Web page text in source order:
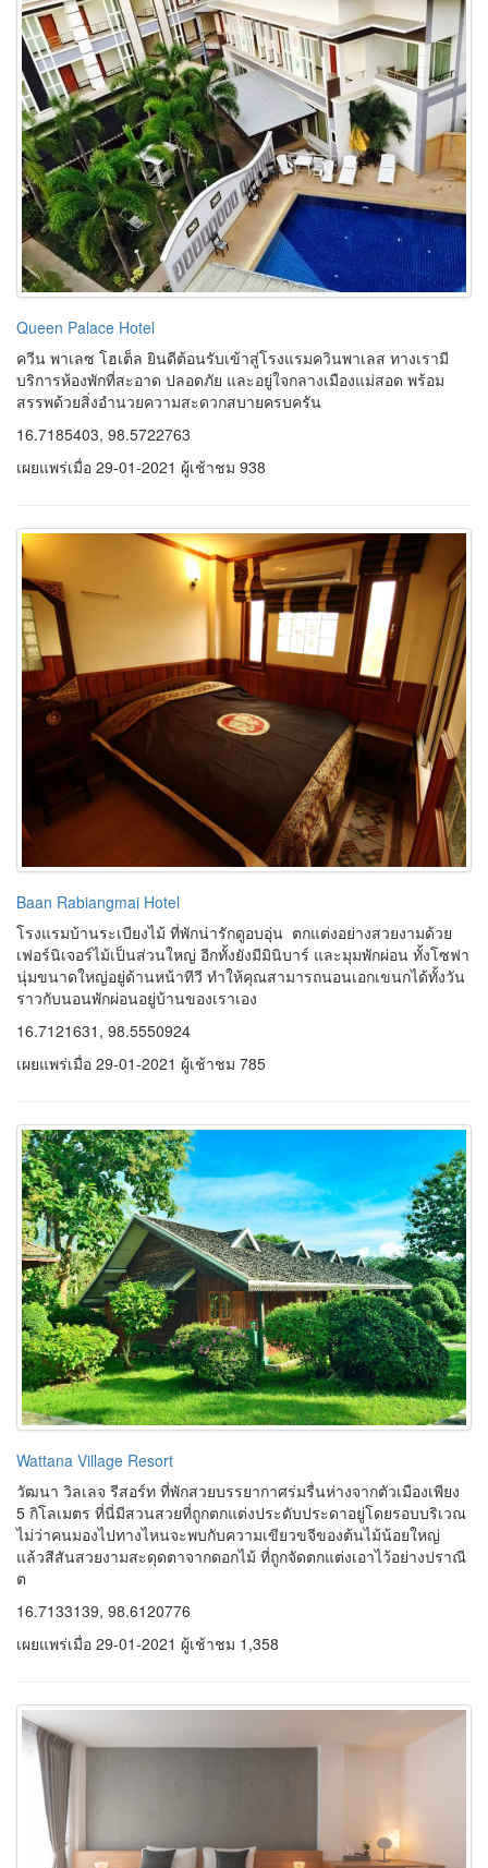
Queen Palace Hotel
ควีน พาเลซ โฮเต็ล ยินดีต้อนรับเข้าสู่โรงแรมควินพาเลส ทางเรามี
บริการห้องพักที่สะอาด ปลอดภัย และอยู่ใจกลางเมืองแม่สอด พร้อม
สรรพด้วยสิ่งอำนวยความสะดวกสบายครบครัน
16.7185403, 98.5722763
เผยแพร่เมื่อ 29-01-2021 ผู้เช้าชม 938
Baan Rabiangmai Hotel
โรงแรมบ้านระเบียงไม้ ที่พักน่ารักดูอบอุ่น ตกแต่งอย่างสวยงามด้วย
เฟอร์นิเจอร์ไม้เป็นส่วนใหญ่ อีกทั้งยังมีมินิบาร์ และมุมพักผ่อน ทั้งโซฟา
นุ่มขนาดใหญ่อยู่ด้านหน้าทีวี ทำให้คุณสามารถนอนเอกเขนกได้ทั้งวัน
ราวกับนอนพักผ่อนอยู่บ้านของเราเอง
16.7121631, 98.5550924
เผยแพร่เมื่อ 29-01-2021 ผู้เช้าชม 785
Wattana Village Resort
วัฒนา วิลเลจ รีสอร์ท ที่พักสวยบรรยากาศร่มรื่นห่างจากตัวเมืองเพียง
5 กิโลเมตร ที่นี่มีสวนสวยที่ถูกตกแต่งประดับประดาอยู่โดยรอบบริเวณ
ไม่ว่าคนมองไปทางไหนจะพบกับความเขียวขจีของต้นไม้น้อยใหญ่
แล้วสีสันสวยงามสะดุดตาจากดอกไม้ ที่ถูกจัดตกแต่งเอาไว้อย่างปราณี
ต
16.7133139, 98.6120776
เผยแพร่เมื่อ 29-01-2021 ผู้เช้าชม 1,358